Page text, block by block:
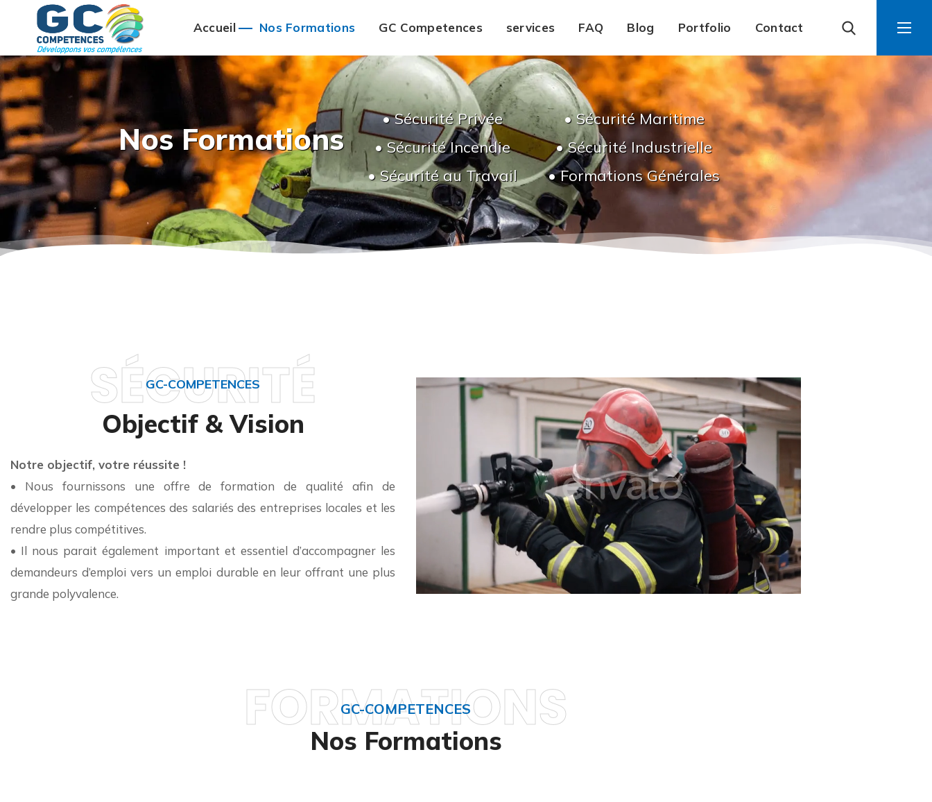
Accueil Nos Formations GC Competences services FAQ Blog Portfolio Contact
Nos Formations
• Sécurité Privée
• Sécurité Incendie
• Sécurité au Travail
• Sécurité Maritime
• Sécurité Industrielle
• Formations Générales
GC-COMPETENCES
Objectif & Vision
SÉCURITÉ
Notre objectif, votre réussite !
• Nous fournissons une offre de formation de qualité afin de
développer les compétences des salariés des entreprises locales et les
rendre plus compétitives.
• Il nous parait également important et essentiel d’accompagner les
demandeurs d’emploi vers un emploi durable en leur offrant une plus
grande polyvalence.
GC-COMPETENCES
Nos Formations
FORMATIONS